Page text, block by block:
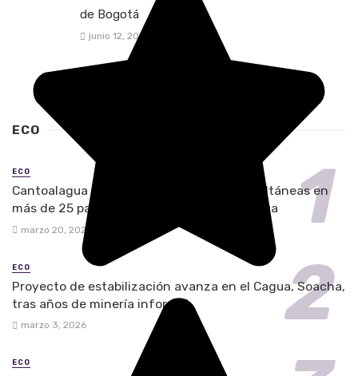
de Bogotá
junio 12, 2026
ECO
ECO
Cantoalagua 2026 convoca acciones simultáneas en
más de 25 países por el Día Mundial del Agua
marzo 20, 2026
ECO
Proyecto de estabilización avanza en el Cagua, Soacha,
tras años de minería informal
marzo 3, 2026
ECO